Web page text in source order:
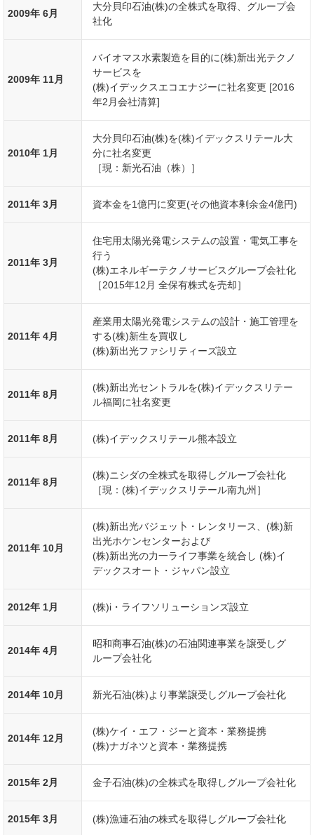
2009年 6月
大分貝印石油(株)の全株式を取得、グループ会
社化
2009年 11月
バイオマス水素製造を目的に(株)新出光テクノ
サービスを
(株)イデックスエコエナジーに社名変更 [2016
年2月会社清算]
2010年 1月
大分貝印石油(株)を(株)イデックスリテール大
分に社名変更
［現：新光石油（株）］
2011年 3月 資本金を1億円に変更(その他資本剰余金4億円)
2011年 3月
住宅用太陽光発電システムの設置・電気工事を
行う
(株)エネルギーテクノサービスグループ会社化
［2015年12月 全保有株式を売却］
2011年 4月
産業用太陽光発電システムの設計・施工管理を
する(株)新生を買収し
(株)新出光ファシリティーズ設立
2011年 8月
(株)新出光セントラルを(株)イデックスリテー
ル福岡に社名変更
2011年 8月 (株)イデックスリテール熊本設立
2011年 8月
(株)ニシダの全株式を取得しグループ会社化
［現：(株)イデックスリテール南九州］
2011年 10月
(株)新出光バジェッ卜・レンタリース、(株)新
出光ホケンセンターおよび
(株)新出光の力一ライフ事業を統合し (株)イ
デックスオート・ジャパン設立
2012年 1月 (株)i・ライフソリューションズ設立
2014年 4月
昭和商事石油(株)の石油関連事業を譲受しグ
ループ会社化
2014年 10月 新光石油(株)より事業譲受しグループ会社化
2014年 12月
(株)ケイ・エフ・ジーと資本・業務提携
(株)ナガネツと資本・業務提携
2015年 2月 金子石油(株)の全株式を取得しグループ会社化
2015年 3月 (株)漁連石油の株式を取得しグループ会社化